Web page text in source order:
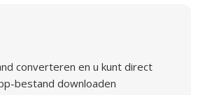
converteren en u kunt direct
bestand downloaden